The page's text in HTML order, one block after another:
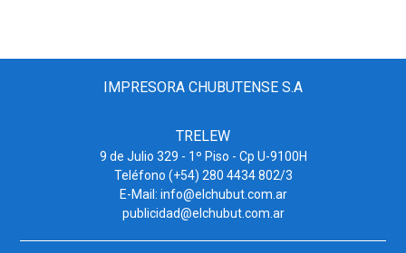
IMPRESORA CHUBUTENSE S.A
TRELEW
9 de Julio 329 - 1º Piso - Cp U-9100H
Teléfono (+54) 280 4434 802/3
E-Mail: info@elchubut.com.ar
publicidad@elchubut.com.ar